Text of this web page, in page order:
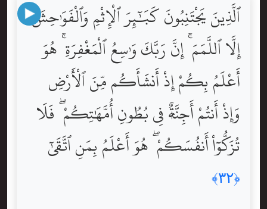
ٱلَّذِينَ يَجْتَنِبُونَ كَبَٰٓئِرَ ٱلْإِثْمِ وَٱلْفَوَٰحِشَ
إِلَّا ٱللَّمَمَ ۚ إِنَّ رَبَّكَ وَٰسِعُ ٱلْمَغْفِرَةِ ۚ هُوَ
أَعْلَمُ بِكُمْ إِذْ أَنشَأَكُم مِّنَ ٱلْأَرْضِ
وَإِذْ أَنتُمْ أَجِنَّةٌۭ فِى بُطُونِ أُمَّهَٰتِكُمْ ۖ فَلَا
تُزَكُّوٓاْ أَنفُسَكُمْ ۖ هُوَ أَعْلَمُ بِمَنِ ٱتَّقَىٰٓ
﴿٣٢﴾